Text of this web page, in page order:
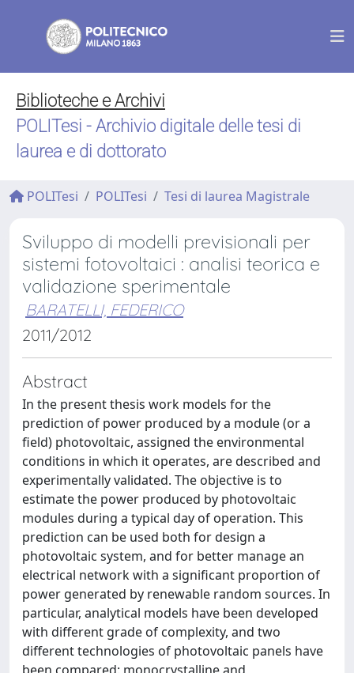
Biblioteche e Archivi
POLITesi - Archivio digitale delle tesi di
laurea e di dottorato
POLITesi POLITesi Tesi di laurea Magistrale
Sviluppo di modelli previsionali per
sistemi fotovoltaici : analisi teorica e
validazione sperimentale
BARATELLI, FEDERICO
2011/2012
Abstract
In the present thesis work models for the
prediction of power produced by a module (or a
field) photovoltaic, assigned the environmental
conditions in which it operates, are described and
experimentally validated. The objective is to
estimate the power produced by photovoltaic
modules during a typical day of operation. This
prediction can be used both for design a
photovoltaic system, and for better manage an
electrical network with a significant proportion of
power generated by renewable random sources. In
particular, analytical models have been developed
with different grade of complexity, and two
different technologies of photovoltaic panels have